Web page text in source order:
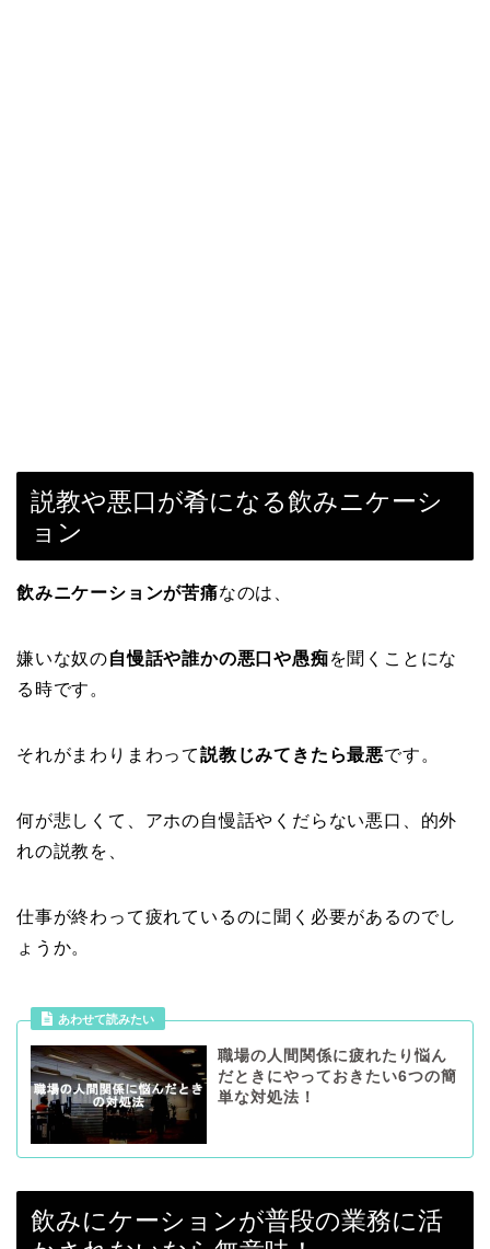
説教や悪口が肴になる飲みニケーシ
ョン
飲みニケーションが苦痛なのは、
嫌いな奴の自慢話や誰かの悪口や愚痴を聞くことにな
る時です。
それがまわりまわって説教じみてきたら最悪です。
何が悲しくて、アホの自慢話やくだらない悪口、的外
れの説教を、
仕事が終わって疲れているのに聞く必要があるのでし
ょうか。
あわせて読みたい
職場の人間関係に疲れたり悩ん
だときにやっておきたい6つの簡
単な対処法！
飲みにケーションが普段の業務に活